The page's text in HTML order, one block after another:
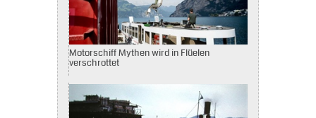
Motorschiff Mythen wird in Flüelen
verschrottet